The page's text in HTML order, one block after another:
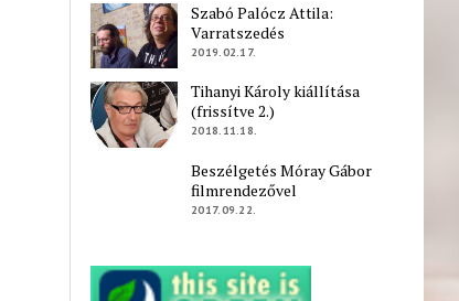
Szabó Palócz Attila:
Varratszedés
2019.02.17.
Tihanyi Károly kiállítása
(frissítve 2.)
2018.11.18.
Beszélgetés Móray Gábor
filmrendezővel
2017.09.22.